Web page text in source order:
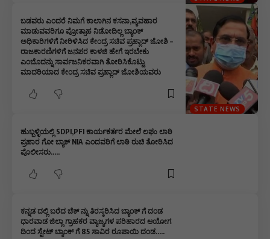
STATE NEWS
ಬಡವರು ಎಂದರೆ ನಿಮಗೆ ಕಾಲಾಗಿನ ಕಸನಾ,ವ್ಯವಹಾರ
ಮಾಡುವವರಿಗೂ ಪ್ರೋತ್ಸಾಹ ನಿಡೋದಿಲ್ಲ ಬ್ಯಾಂಕ್
ಅಧಿಕಾರಿಗಳಿಗೆ ನೀರಿಳಿಸಿದ ಕೇಂದ್ರ ಸಚಿವ ಪ್ರಹ್ಲಾದ್ ಜೋಶಿ –
ರಾಜಕಾರಣಿಗಳಿಗೆ ಜನಪರ ಕಾಳಜಿ ಹೇಗೆ ಇರಬೇಕು
ಎಂಬೊದನ್ನು ಸಾರ್ವಜನಿಕರವಾಗಿ ತೋರಿಸಿಕೊಟ್ಟು
ಮಾದರಿಯಾದ ಕೇಂದ್ರ ಸಚಿವ ಪ್ರಹ್ಲಾದ್ ಜೋಶಿಯವರು
ಹುಬ್ಬಳ್ಳಿಯಲ್ಲಿ SDPI,PFI ಕಾರ್ಯಕರ್ತರ ಮೇಲೆ ಲಘು ಲಾಠಿ
ಪ್ರಹಾರ ಗೋ ಬ್ಯಾಕ್ NIA ಎಂದವರಿಗೆ ಲಾಠಿ ರುಚಿ ತೋರಿಸಿದ
ಪೊಲೀಸರು…..
ಕನ್ನಡ ದಲ್ಲಿ ಬರೆದ ಚೆಕ್ ನ್ನು ತಿರಸ್ಕರಿಸಿದ ಬ್ಯಾಂಕ್ ಗೆ ದಂಡ
ಧಾರವಾಡ ಜಿಲ್ಲಾ ಗ್ರಾಹಕರ ವ್ಯಾಜ್ಯಗಳ ಪರಿಹಾರದ ಆಯೋಗ
ದಿಂದ ಸ್ಟೇಟ್ ಬ್ಯಾಂಕ್ ಗೆ 85 ಸಾವಿರ ರೂಪಾಯಿ ದಂಡ…..